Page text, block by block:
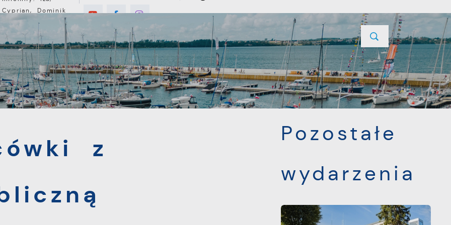
Cyprian, Dominik
MIESZKANIEC TURYSTYKA INWESTYCJE PROJEKTY UNIJNE KONTAKT
Biblioteką Publiczną POPRZEDNI NASTĘPNY
z
Pozostałe
wydarzenia